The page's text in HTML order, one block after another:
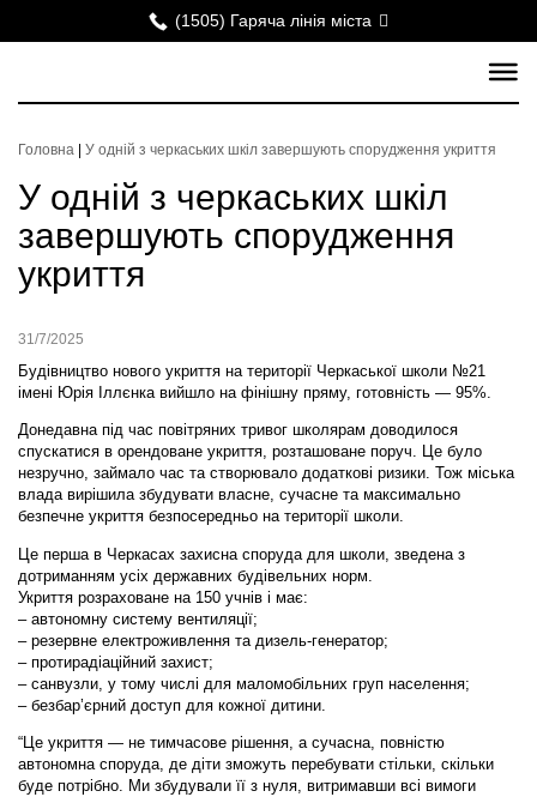
(1505) Гаряча лінія міста
Головна У одній з черкаських шкіл завершують спорудження укриття
У одній з черкаських шкіл
завершують спорудження
укриття
31/7/2025
Будівництво нового укриття на території Черкаської школи №21
імені Юрія Іллєнка вийшло на фінішну пряму, готовність — 95%.
Донедавна під час повітряних тривог школярам доводилося
спускатися в орендоване укриття, розташоване поруч. Це було
незручно, займало час та створювало додаткові ризики. Тож міська
влада вирішила збудувати власне, сучасне та максимально
безпечне укриття безпосередньо на території школи.
Це перша в Черкасах захисна споруда для школи, зведена з
дотриманням усіх державних будівельних норм.
Укриття розраховане на 150 учнів і має:
– автономну систему вентиляції;
– резервне електроживлення та дизель-генератор;
– протирадіаційний захист;
– санвузли, у тому числі для маломобільних груп населення;
– безбар’єрний доступ для кожної дитини.
“Це укриття — не тимчасове рішення, а сучасна, повністю
автономна споруда, де діти зможуть перебувати стільки, скільки
буде потрібно. Ми збудували її з нуля, витримавши всі вимоги